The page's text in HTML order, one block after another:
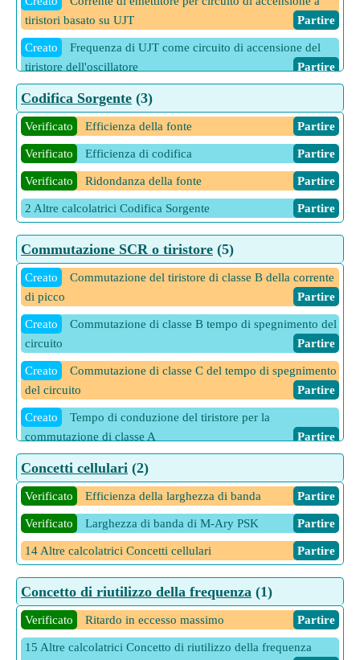
tiristori basato su UJT
Partire
Creato
Frequenza di UJT come circuito di accensione del
tiristore dell'oscillatore
Partire
Creato
Periodo di tempo per UJT come circuito di
accensione del tiristore dell'oscillatore
Partire
accensione a tiristori basato su UJT
Partire
Creato
Tensione dell'emettitore per attivare il circuito di
accensione del tiristore basato su UJT
Partire
Creato
Tensione di gate di picco del tiristore per circuito di
accensione RC
Creato
Tensione di picco del gate del tiristore per il circuito
di accensione della resistenza
Partire
1 Altre calcolatrici Circuito di accensione SCR Partire
Codifica Sorgente (3)
Verificato Efficienza della fonte Partire
Verificato Efficienza di codifica Partire
Verificato Ridondanza della fonte Partire
2 Altre calcolatrici Codifica Sorgente Partire
Commutazione SCR o tiristore (5)
Creato
Commutazione del tiristore di classe B della corrente
di picco
Partire
Creato
Commutazione di classe B tempo di spegnimento del
circuito
Partire
Creato
Commutazione di classe C del tempo di spegnimento
del circuito
Partire
Creato
Tempo di conduzione del tiristore per la
commutazione di classe A
Partire
Creato
Tensione di commutazione del tiristore per la
commutazione di classe B
Partire
Concetti cellulari (2)
Verificato Efficienza della larghezza di banda Partire
Verificato Larghezza di banda di M-Ary PSK Partire
14 Altre calcolatrici Concetti cellulari Partire
Concetto di riutilizzo della frequenza (1)
Verificato Ritardo in eccesso massimo Partire
15 Altre calcolatrici Concetto di riutilizzo della frequenza